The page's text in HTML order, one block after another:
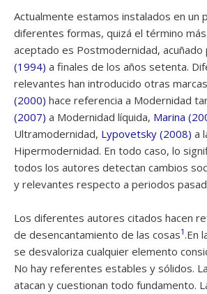
Actualmente estamos instalados en un
diferentes formas, quizá el término
aceptado es Postmodernidad, acuñado
(1994) a finales de los años setenta.
relevantes han introducido otras
(2000) hace referencia a Modernidad
(2007) a Modernidad líquida, Marina
Ultramodernidad, Lypovetsky (2008) a
Hipermodernidad. En todo caso, lo
todos los autores detectan cambios
y relevantes respecto a periodos
Los diferentes autores citados hacen
de desencantamiento de las cosas1.En
se desvaloriza cualquier elemento
No hay referentes estables y sólidos.
atacan y cuestionan todo fundamento.